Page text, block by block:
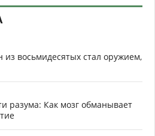
восьмидесятых стал оружием,
разума: Как мозг обманывает